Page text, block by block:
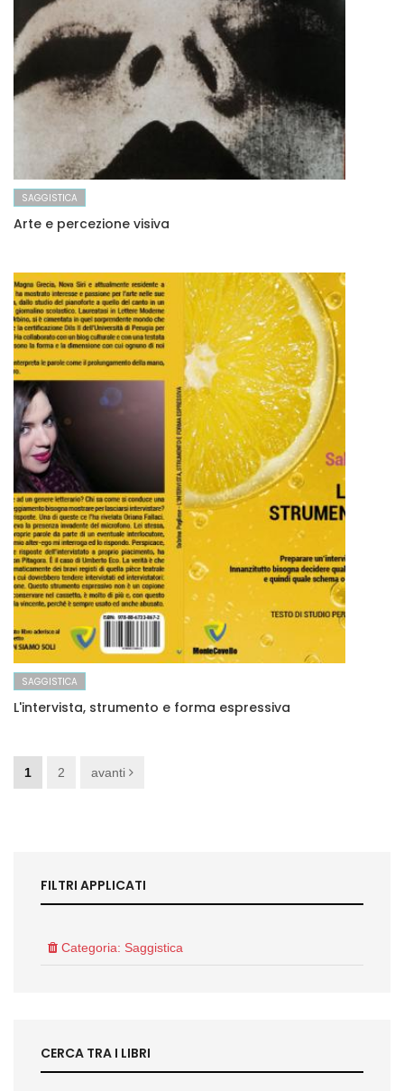
SAGGISTICA
Arte e percezione visiva
SAGGISTICA
L'intervista, strumento e forma espressiva
1 2 avanti
FILTRI APPLICATI
Categoria: Saggistica
CERCA TRA I LIBRI